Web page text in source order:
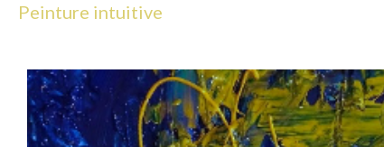
Peinture intuitive